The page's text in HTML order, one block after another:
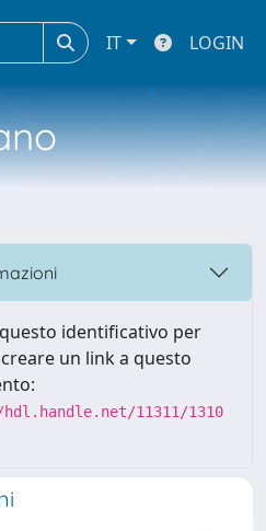
IT LOGIN
identificativo per
un link a questo
11311/1310